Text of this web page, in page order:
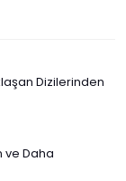
Dizilerinden
ve Daha